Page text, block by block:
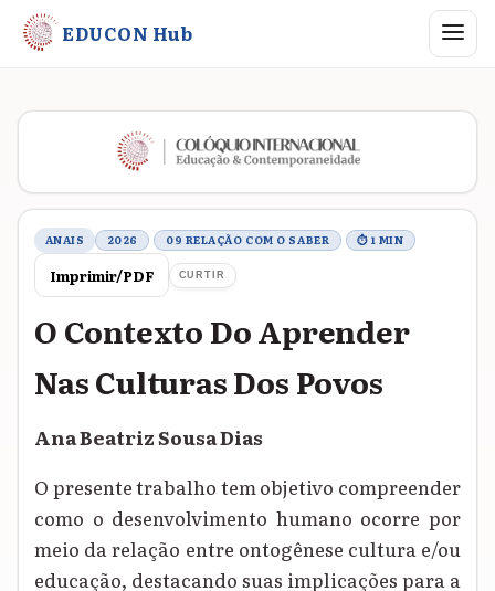
EDUCON Hub Abrir
Metadados do trabalho
ANAIS 2026 09 RELAÇÃO COM O SABER ⏱ 1 MIN
Imprimir/PDF CURTIR
O Contexto Do Aprender
Nas Culturas Dos Povos
Ana Beatriz Sousa Dias
O presente trabalho tem objetivo compreender
como o desenvolvimento humano ocorre por
meio da relação entre ontogênese cultura e/ou
educação, destacando suas implicações para a